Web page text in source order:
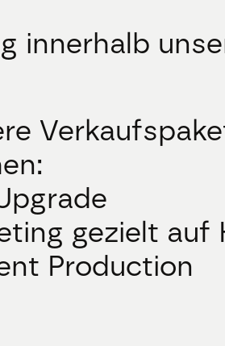
innerhalb
gezielt auf
Production